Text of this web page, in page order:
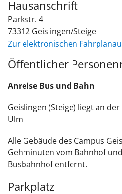
Hausanschrift
Parkstr. 4
73312 Geislingen/Steige
Zur elektronischen
Öffentlicher
Anreise Bus und Bahn
Geislingen (Steige) liegt an
Ulm.
Alle Gebäude des Campus
Gehminuten vom Bahnhof
Busbahnhof entfernt.
Parkplatz